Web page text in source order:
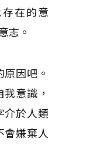
在的意
志。
因吧。
意識，
介於人類
嫌棄人